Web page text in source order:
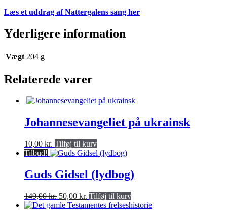
Læs et uddrag af Nattergalens sang her
Yderligere information
Vægt 204 g
Relaterede varer
Johannesevangeliet på ukrainsk
10,00 kr. Tilføj til kurv
Tilbud!
Guds Gidsel (lydbog)
149,00kr. Den
oprindelige
50,00 kr. Den
aktuelle
Tilføj til kurv